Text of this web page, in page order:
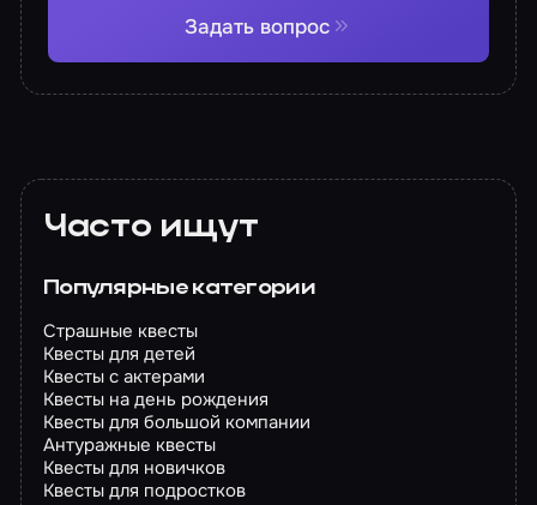
Задать вопрос
Часто ищут
Популярные категории
Страшные квесты
Квесты для детей
Квесты с актерами
Квесты на день рождения
Квесты для большой компании
Антуражные квесты
Квесты для новичков
Квесты для подростков